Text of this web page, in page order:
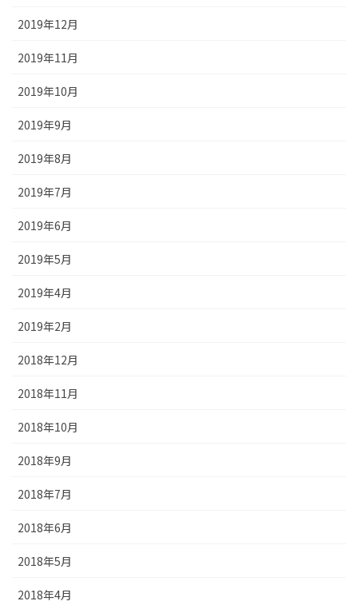
2019年12月
2019年11月
2019年10月
2019年9月
2019年8月
2019年7月
2019年6月
2019年5月
2019年4月
2019年2月
2018年12月
2018年11月
2018年10月
2018年9月
2018年7月
2018年6月
2018年5月
2018年4月